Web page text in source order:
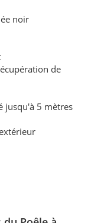
noir
de
jusqu'à 5 mètres